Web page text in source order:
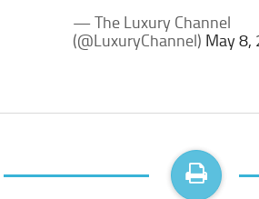
— The Luxury Channel
(@LuxuryChannel) May 8,